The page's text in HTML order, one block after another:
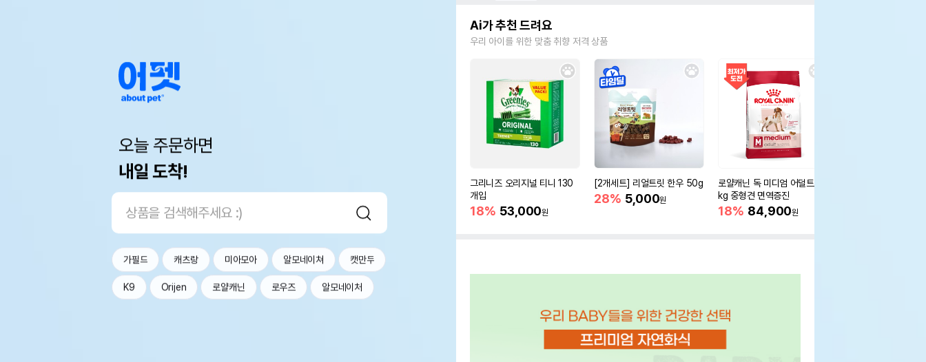
오늘 주문하면
내일 도착!
가필드 캐츠랑 미아모아 알모네이쳐 캣만두
K9 Orijen 로얄캐닌 로우즈 알모네이처
Ai가 추천 드려요
우리 아이를 위한 맞춤 취향 저격 상품
그리니즈 오리지널 티니 130
개입
18% 53,000원
[2개세트] 리얼트릿 한우 50g
28% 5,000원
로얄캐닌 독 미디엄 어덜트 10
kg 중형견 면역증진
18% 84,900원